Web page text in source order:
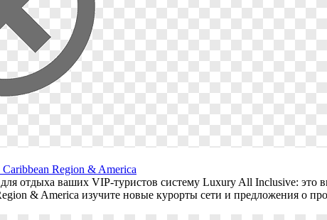
Region & America
отдыха ваших VIP-туристов систему Luxury All Inclusive:
& America изучите новые курорты сети и предложения о